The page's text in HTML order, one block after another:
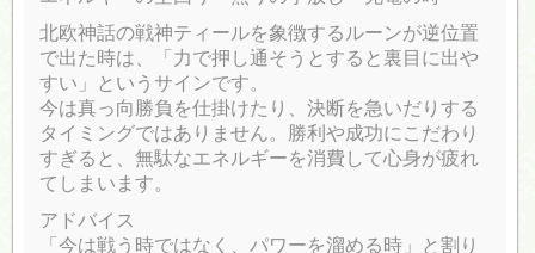
北欧神話の戦神ティールを象徴するルーンが逆位置
で出た時は、「力で押し通そうとすると裏目に出や
すい」というサインです。
今は真っ向勝負を仕掛けたり、決断を急いだりする
タイミングではありません。勝利や成功にこだわり
すぎると、無駄なエネルギーを消費して心身が疲れ
てしまいます。
アドバイス
「今は戦う時ではなく、パワーを溜める時」と割り